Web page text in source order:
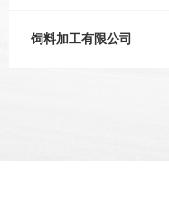
饲料加工有限公司